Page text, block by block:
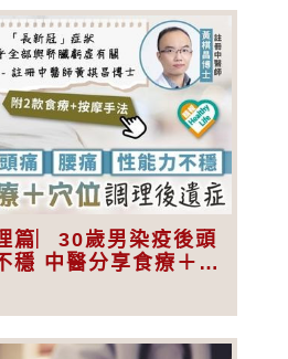
篇︳30歲男染疫後頭
穩 中醫分享食療＋穴